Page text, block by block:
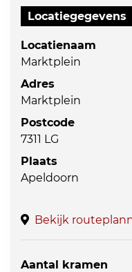
Locatiegegevens
Locatienaam
Marktplein
Adres
Marktplein
Postcode
7311 LG
Plaats
Apeldoorn
Bekijk
Aantal kramen